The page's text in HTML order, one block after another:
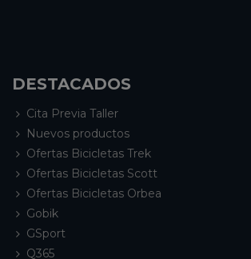
DESTACADOS
Cita Previa Taller
Nuevos productos
Ofertas Bicicletas Trek
Ofertas Bicicletas Scott
Ofertas Bicicletas Orbea
Gobik
GSport
Q365